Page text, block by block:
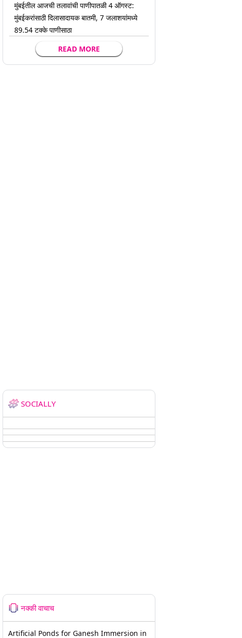
मुंबईतील आजची तलावांची पाणीपातळी 4 ऑगस्ट:
मुंबईकरांसाठी दिलासादायक बातमी, 7 जलाशयांमध्ये
89.54 टक्के पाणीसाठा
READ MORE
SOCIALLY
नक्की वाचाच
Artificial Ponds for Ganesh Immersion in